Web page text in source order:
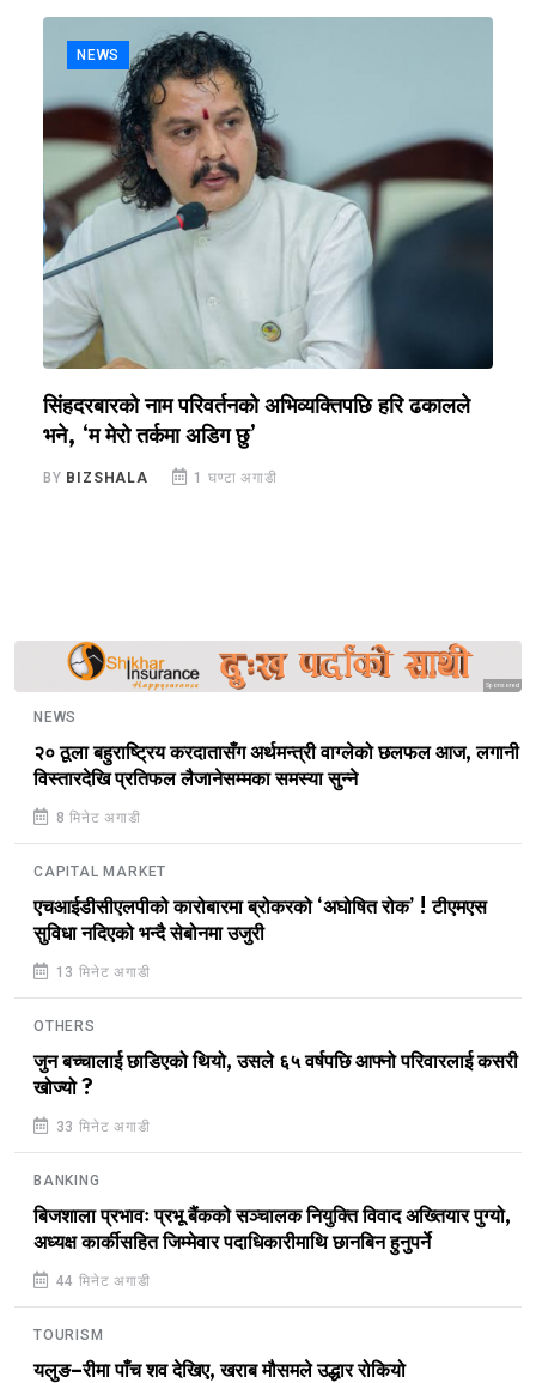
NEWS
सिंहदरबारको नाम परिवर्तनको अभिव्यक्तिपछि हरि ढकालले
भने, ‘म मेरो तर्कमा अडिग छु’
BY BIZSHALA 1 घण्टा अगाडी
Sponsored
NEWS
२० ठूला बहुराष्ट्रिय करदातासँग अर्थमन्त्री वाग्लेको छलफल आज, लगानी
विस्तारदेखि प्रतिफल लैजानेसम्मका समस्या सुन्ने
8 मिनेट अगाडी
CAPITAL MARKET
एचआईडीसीएलपीको कारोबारमा ब्रोकरको ‘अघोषित रोक’ ! टीएमएस
सुविधा नदिएको भन्दै सेबोनमा उजुरी
13 मिनेट अगाडी
OTHERS
जुन बच्चालाई छाडिएको थियो, उसले ६५ वर्षपछि आफ्नो परिवारलाई कसरी
खोज्यो ?
33 मिनेट अगाडी
BANKING
बिजशाला प्रभावः प्रभू बैंकको सञ्चालक नियुक्ति विवाद अख्तियार पुग्यो,
अध्यक्ष कार्कीसहित जिम्मेवार पदाधिकारीमाथि छानबिन हुनुपर्ने
44 मिनेट अगाडी
TOURISM
यलुङ–रीमा पाँच शव देखिए, खराब मौसमले उद्धार रोकियो